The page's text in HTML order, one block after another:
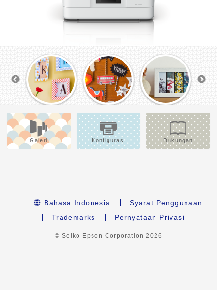
Galeri Konfigurasi Dukungan
Bahasa Indonesia
Syarat Penggunaan
Trademarks
Pernyataan Privasi
© Seiko Epson Corporation2026